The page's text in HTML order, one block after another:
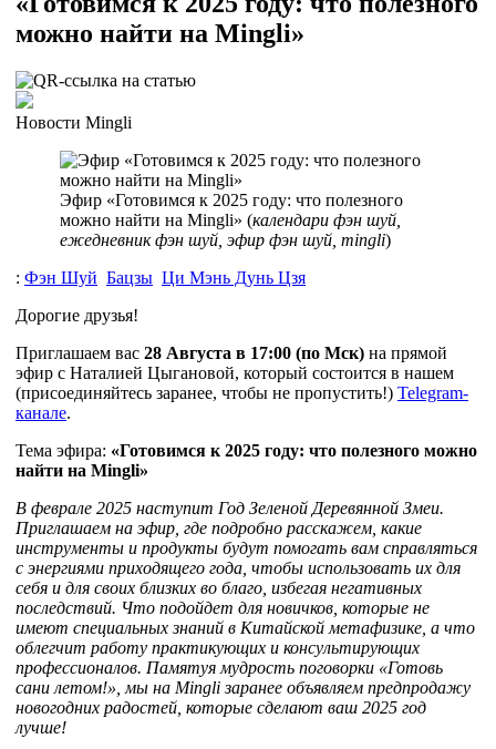
можно найти на Mingli»
Новости Mingli
Эфир «Готовимся к 2025 году: что полезного
можно найти на Mingli» (календари фэн шуй,
ежедневник фэн шуй, эфир фэн шуй, mingli)
: Фэн Шуй Бацзы Ци Мэнь Дунь Цзя
Дорогие друзья!
Приглашаем вас 28 Августа в 17:00 (по Мск) на прямой
эфир с Наталией Цыгановой, который состоится в нашем
(присоединяйтесь заранее, чтобы не пропустить!) Telegram-
канале.
Тема эфира: «Готовимся к 2025 году: что полезного можно
найти на Mingli»
В феврале 2025 наступит Год Зеленой Деревянной Змеи.
Приглашаем на эфир, где подробно расскажем, какие
инструменты и продукты будут помогать вам справляться
с энергиями приходящего года, чтобы использовать их для
себя и для своих близких во благо, избегая негативных
последствий. Что подойдет для новичков, которые не
имеют специальных знаний в Китайской метафизике, а что
облегчит работу практикующих и консультирующих
профессионалов. Памятуя мудрость поговорки «Готовь
сани летом!», мы на Mingli заранее объявляем предпродажу
новогодних радостей, которые сделают ваш 2025 год
лучше!